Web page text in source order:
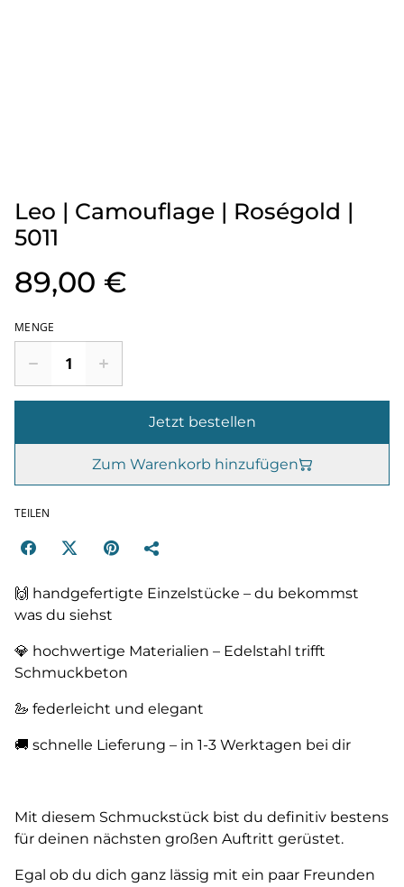
Leo | Camouflage | Roségold |
5011
89,00 €
MENGE
Jetzt bestellen
Zum Warenkorb hinzufügen
TEILEN
🙌 handgefertigte Einzelstücke – du bekommst
was du siehst
💎 hochwertige Materialien – Edelstahl trifft
Schmuckbeton
🦢 federleicht und elegant
🚚 schnelle Lieferung – in 1-3 Werktagen bei dir
Mit diesem Schmuckstück bist du definitiv bestens
für deinen nächsten großen Auftritt gerüstet.
Egal ob du dich ganz lässig mit ein paar Freunden